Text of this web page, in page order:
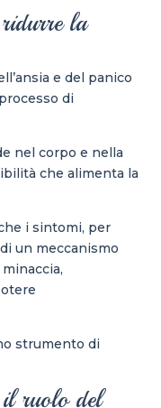
ridurre la
e del panico
di
nel corpo e nella
che alimenta la
i sintomi, per
un meccanismo
strumento di
il ruolo del